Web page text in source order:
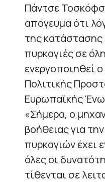
Πάντσε
απόγευμα ότι
της κατάστασης
πυρκαγιές σε
ενεργοποιηθεί
Πολιτικής
Ευρωπαϊκής
«Σήμερα, ο
βοήθειας για
πυρκαγιών έχει
όλες οι
τίθενται σε